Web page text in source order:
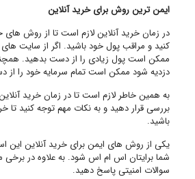
ایمن ترین روش برای خرید آنلاین
در زمان خرید آنلاین لازم است تا از روش
کنید و مراقب پول خود باشید. اگر از سایت
ممکن است پول زیادی را از دست بدهید.
دزدیه شود ممکن است تمام سرمایه خود را از
به همین خاطر لازم است تا در زمان خرید
بررسی قرار دهید و به نکات مهم توجه کنید تا
باشید.
یکی از روش های ایمن برای خرید آنلاین این
شما برایتان اس ام اس شود. به علاوه در برخی
سوالات امنیتی پاسخ دهید.